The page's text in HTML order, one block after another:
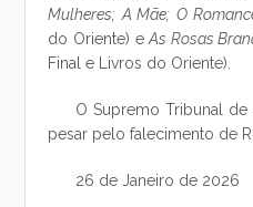
Mulheres; A Mãe; O
do Oriente) eAs Rosas
Final e Livros do Oriente).
O Supremo Tribunal
pesar pelo falecimento de
26 de Janeiro de 2026